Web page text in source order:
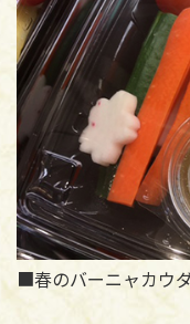
■春のバーニャカウ